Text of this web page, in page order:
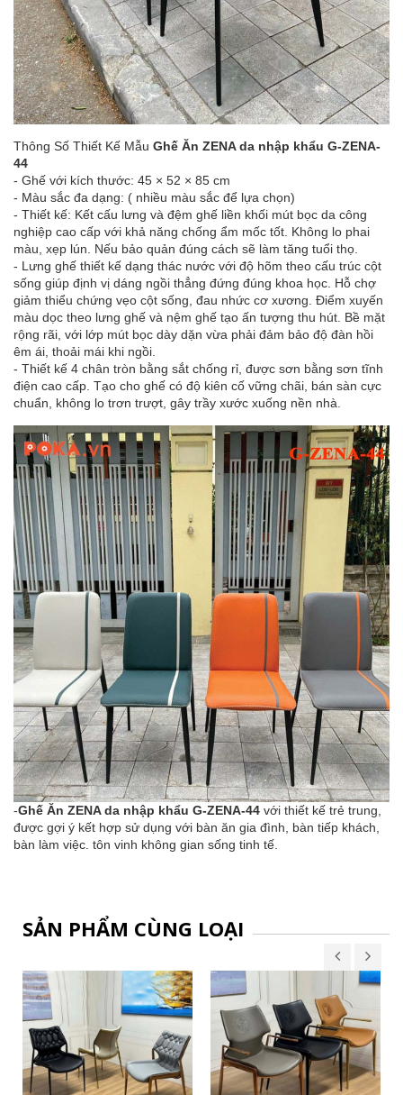
Thông Số Thiết Kế Mẫu Ghế Ăn ZENA da nhập khẩu G-ZENA-
44
- Ghế với kích thước: 45 × 52 × 85 cm
- Màu sắc đa dạng: ( nhiều màu sắc để lựa chọn)
- Thiết kế: Kết cấu lưng và đệm ghế liền khối mút bọc da công
nghiệp cao cấp với khả năng chống ẩm mốc tốt. Không lo phai
màu, xẹp lún. Nếu bảo quản đúng cách sẽ làm tăng tuổi thọ.
- Lưng ghế thiết kế dạng thác nước với độ hõm theo cấu trúc cột
sống giúp định vị dáng ngồi thẳng đứng đúng khoa học. Hỗ chợ
giảm thiểu chứng vẹo cột sống, đau nhức cơ xương. Điểm xuyến
màu dọc theo lưng ghế và nệm ghế tạo ấn tượng thu hút. Bề mặt
rộng rãi, với lớp mút bọc dày dặn vừa phải đảm bảo độ đàn hồi
êm ái, thoải mái khi ngồi.
- Thiết kế 4 chân tròn bằng sắt chống rỉ, được sơn bằng sơn tĩnh
điện cao cấp. Tạo cho ghế có độ kiên cố vững chãi, bán sàn cực
chuẩn, không lo trơn trượt, gây trầy xước xuống nền nhà.
-Ghế Ăn ZENA da nhập khẩu G-ZENA-44 với thiết kế trẻ trung,
được gợi ý kết hợp sử dụng với bàn ăn gia đình, bàn tiếp khách,
bàn làm việc. tôn vinh không gian sống tinh tế.
SẢN PHẨM CÙNG LOẠI